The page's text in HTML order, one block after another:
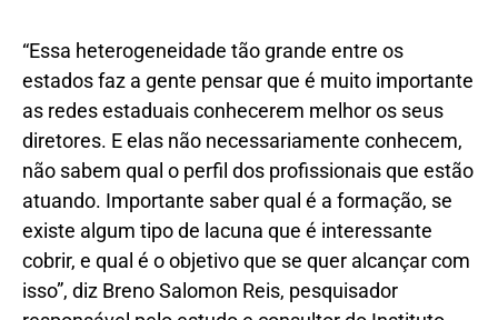
“Essa heterogeneidade tão grande entre os
estados faz a gente pensar que é muito importante
as redes estaduais conhecerem melhor os seus
diretores. E elas não necessariamente conhecem,
não sabem qual o perfil dos profissionais que estão
atuando. Importante saber qual é a formação, se
existe algum tipo de lacuna que é interessante
cobrir, e qual é o objetivo que se quer alcançar com
isso”, diz Breno Salomon Reis, pesquisador